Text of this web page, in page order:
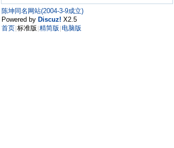
陈坤同名网站(2004-3-9成立)
Powered by Discuz! X2.5
首页 标准版 精简版 电脑版